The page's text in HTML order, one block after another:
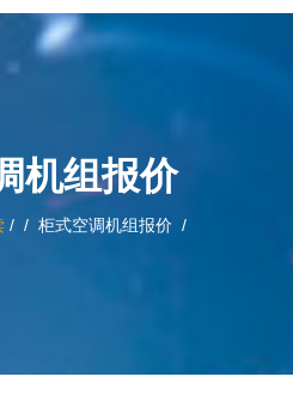
机组报价
/ 柜式空调机组报价